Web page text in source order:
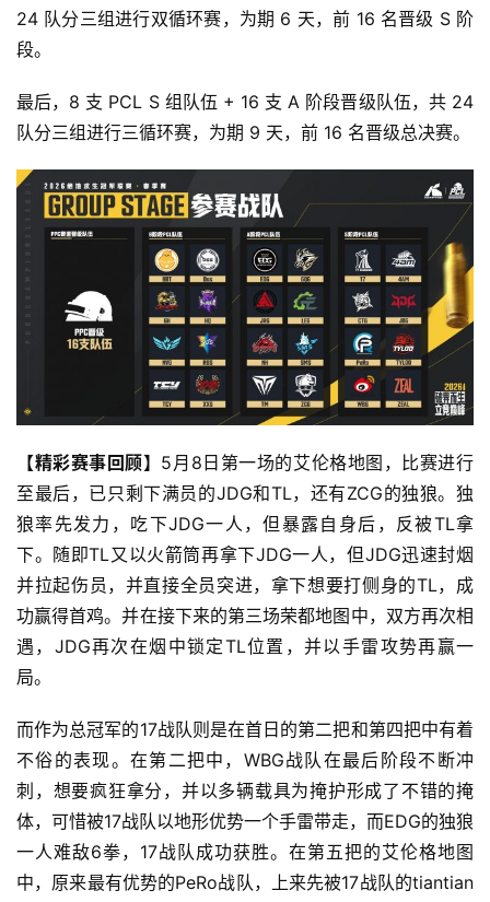
24 队分三组进行双循环赛，为期 6 天，前 16 名晋级 S 阶
段。
最后，8 支 PCL S 组队伍 + 16 支 A 阶段晋级队伍，共 24
队分三组进行三循环赛，为期 9 天，前 16 名晋级总决赛。
【精彩赛事回顾】 5月8日第一场的艾伦格地图，比赛进行
至最后，已只剩下满员的JDG和TL，还有ZCG的独狼。独
狼率先发力，吃下JDG一人，但暴露自身后，反被TL拿
下。随即TL又以火箭筒再拿下JDG一人，但JDG迅速封烟
并拉起伤员，并直接全员突进，拿下想要打侧身的TL，成
功赢得首鸡。并在接下来的第三场荣都地图中，双方再次相
遇，JDG再次在烟中锁定TL位置，并以手雷攻势再赢一
局。
而作为总冠军的17战队则是在首日的第二把和第四把中有着
不俗的表现。在第二把中，WBG战队在最后阶段不断冲
刺，想要疯狂拿分，并以多辆载具为掩护形成了不错的掩
体，可惜被17战队以地形优势一个手雷带走，而EDG的独狼
一人难敌6拳，17战队成功获胜。在第五把的艾伦格地图
中，原来最有优势的PeRo战队，上来先被17战队的tiantian